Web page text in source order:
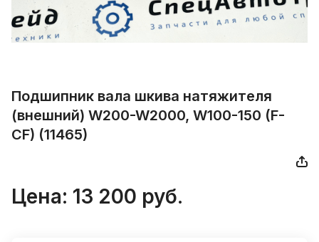
Подшипник вaла шкивa натяжителя
(внешний) W200-W2000, W100-150 (F-
СF) (11465)
Цена: 13 200 руб.